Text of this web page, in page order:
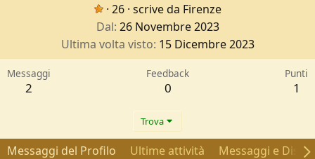
· 26 · scrive da Firenze
Dal 26 Novembre 2023
Ultima volta visto 15 Dicembre 2023
Messaggi
2
Feedback
0
Punti
1
Trova
Messaggi del Profilo Ultime attività Messaggi e